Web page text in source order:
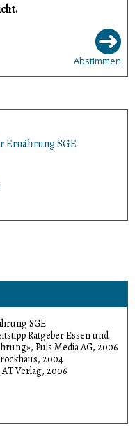
Abstimmen
SGE
SGE
Ratgeber Essen und
Puls Media AG, 2006
2004
Verlag, 2006